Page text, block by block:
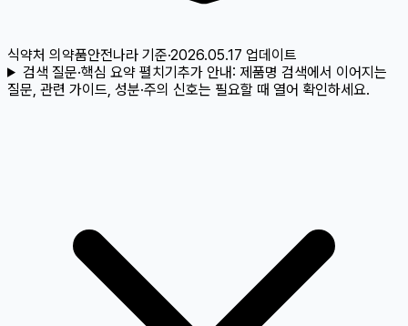
식약처 의약품안전나라 기준·2026.05.17 업데이트
검색 질문·핵심 요약 펼치기추가 안내: 제품명 검색에서 이어지는
질문, 관련 가이드, 성분·주의 신호는 필요할 때 열어 확인하세요.